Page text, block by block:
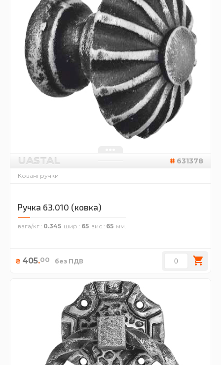
UASTAL 631378
Ковані ручки
Ручка 63.010 (ковка)
вага/кг. 0.345 шир. 65 вис. 65
₴ 405.00 без ПДВ